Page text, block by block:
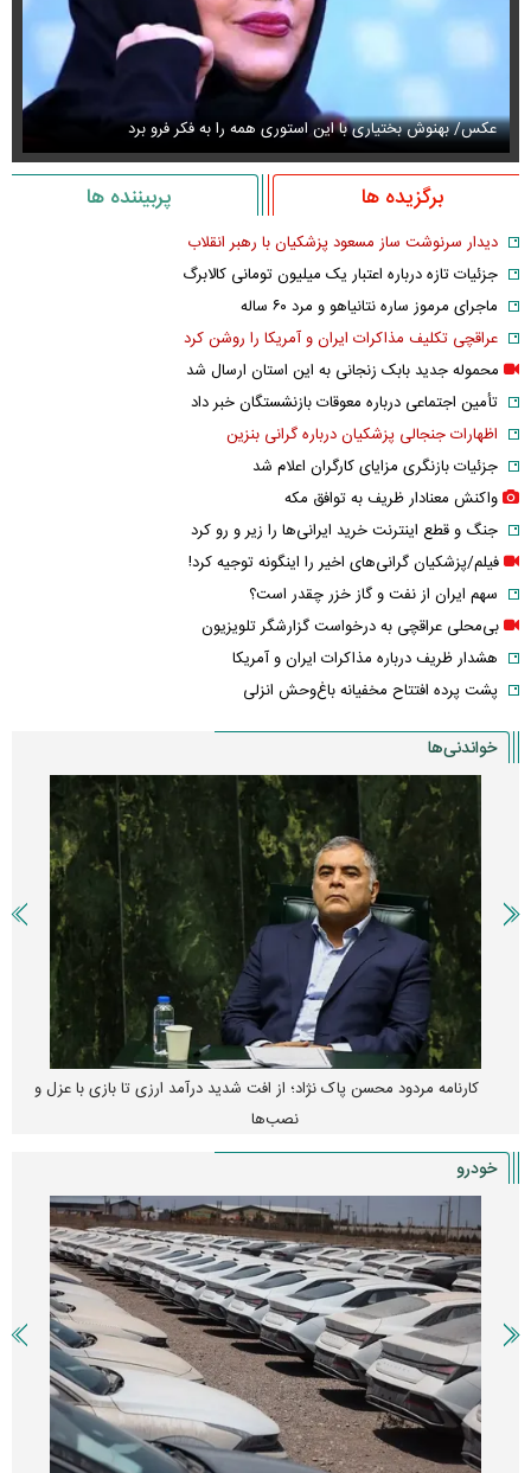
عکس/ بهنوش بختیاری با این استوری همه را به فکر فرو برد
برگزیده ها پربیننده ها
دیدار سرنوشت ساز مسعود پزشکیان با رهبر انقلاب
جزئیات تازه درباره اعتبار یک میلیون تومانی کالابرگ
ماجرای مرموز ساره نتانیاهو و مرد ۶۰ ساله
عراقچی تکلیف مذاکرات ایران و آمریکا را روشن کرد
محموله جدید بابک زنجانی به این استان ارسال شد
تأمین اجتماعی درباره معوقات بازنشستگان خبر داد
اظهارات جنجالی پزشکیان درباره گرانی بنزین
جزئیات بازنگری مزایای کارگران اعلام شد
واکنش معنادار ظریف به توافق مکه
جنگ و قطع اینترنت خرید ایرانی‌ها را زیر و رو کرد
فیلم/پزشکیان گرانی‌های اخیر را اینگونه توجیه کرد!
سهم ایران از نفت و گاز خزر چقدر است؟
بی‌محلی عراقچی به درخواست گزارشگر تلویزیون
هشدار ظریف درباره مذاکرات ایران و آمریکا
پشت پرده افتتاح مخفیانه باغ‌وحش انزلی
خواندنی‌ها
کارنامه مردود محسن پاک‌ نژاد؛ از افت شدید درآمد ارزی تا بازی با عزل و
نصب‌ها
خودرو